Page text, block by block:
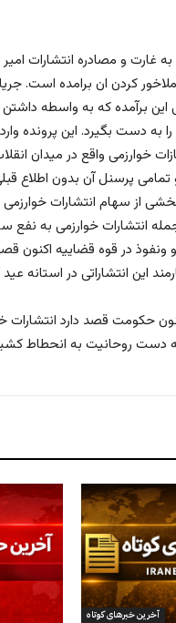
و مصادره انتشارات امیر
کردن ان برامده است.
برآمده که به واسطه
انتشارات را به دست بگیرد. این
انتشازات خوارزمی واقع در میدان
از سهام انتشارات خوارزمی
از جمله انتشارات خوارزمی به
در قوه قضاییه اکنون قصد
این انتشاراتی در استانه
حکومت قصد دارد انتشارات
آخرین خبرهای کوتاه